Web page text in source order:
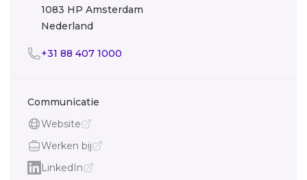
1083 HP Amsterdam
Nederland
Telefoon
+31 88 407 1000
Communicatie
Website
Werken bij
LinkedIn